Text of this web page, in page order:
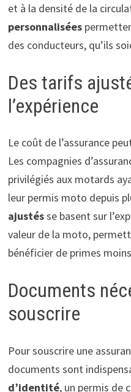
et à la densité de la
personnalisées
des conducteurs, qu’ils
Des tarifs
l’expérience
Le coût de l’assurance
Les compagnies
privilégiés aux motards
leur permis moto depuis
ajustésse basent sur
valeur de la moto,
bénéficier de primes
Documents
souscrire
Pour souscrire une
documents sont
d’identité, un permis de